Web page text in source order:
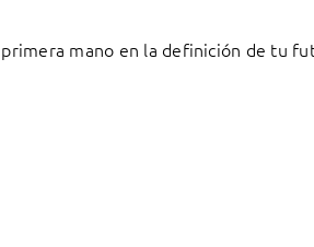
mano en la definición de tu